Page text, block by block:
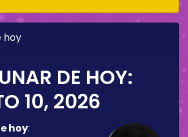
hoy
DE HOY:
10, 2026
hoy: